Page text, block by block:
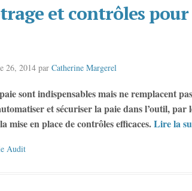
et contrôles pour
26, 2014 par Catherine Margerel
sont indispensables mais ne remplacent
et sécuriser la paie dans l’outil, par
mise en place de contrôles efficaces.Lire la
Audit